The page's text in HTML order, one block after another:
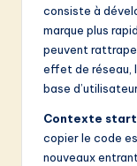
consiste à
marque plus
peuvent
effet de réseau,
base
Contexte
copier le code
nouveaux